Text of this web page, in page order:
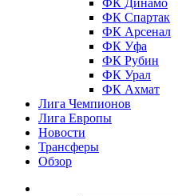
ФК Динамо
ФК Спартак
ФК Арсенал
ФК Уфа
ФК Рубин
ФК Урал
ФК Ахмат
Лига Чемпионов
Лига Европы
Новости
Трансферы
Обзор